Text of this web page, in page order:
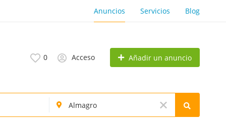
Anuncios Servicios Blog
0 Acceso Añadir un anuncio